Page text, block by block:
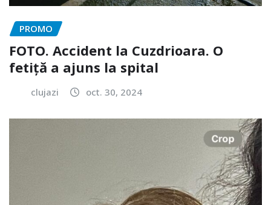
PROMO
FOTO. Accident la Cuzdrioara. O
fetiță a ajuns la spital
clujazi oct. 30, 2024